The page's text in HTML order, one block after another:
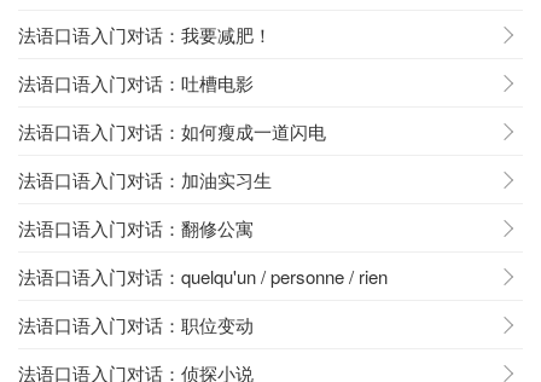
法语口语入门对话：我要减肥！
法语口语入门对话：吐槽电影
法语口语入门对话：如何瘦成一道闪电
法语口语入门对话：加油实习生
法语口语入门对话：翻修公寓
法语口语入门对话：quelqu'un / personne / rien
法语口语入门对话：职位变动
法语口语入门对话：侦探小说